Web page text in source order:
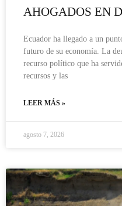
AHOGADOS EN
Ecuador ha llegado a un
futuro de su economía. La
recurso político que ha
recursos y las
LEER MÁS »
agosto 7, 2026